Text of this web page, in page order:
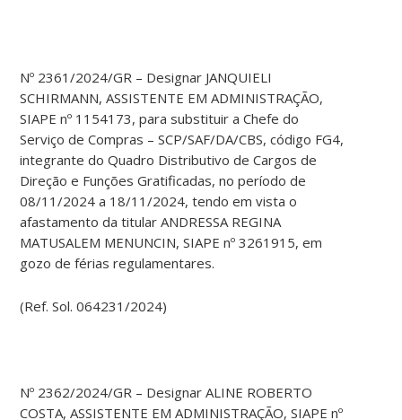
Nº 2361/2024/GR – Designar JANQUIELI
SCHIRMANN, ASSISTENTE EM ADMINISTRAÇÃO,
SIAPE nº 1154173, para substituir a Chefe do
Serviço de Compras – SCP/SAF/DA/CBS, código FG4,
integrante do Quadro Distributivo de Cargos de
Direção e Funções Gratificadas, no período de
08/11/2024 a 18/11/2024, tendo em vista o
afastamento da titular ANDRESSA REGINA
MATUSALEM MENUNCIN, SIAPE nº 3261915, em
gozo de férias regulamentares.
(Ref. Sol. 064231/2024)
Nº 2362/2024/GR – Designar ALINE ROBERTO
COSTA, ASSISTENTE EM ADMINISTRAÇÃO, SIAPE nº